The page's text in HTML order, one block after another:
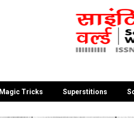
Magic Tricks Superstitions